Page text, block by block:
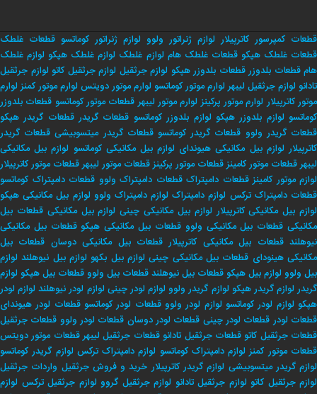
قطعات کمپرسور کاترپیلار لوازم ژنراتور ولوو لوازم ژنراتور کوماتسو قطعات غلطک
قطعات غلطک هپکو قطعات غلطک هام لوازم غلطک لوازم غلطک هپکو لوازم غلطک
هام قطعات بلدوزر قطعات بلدوزر هپکو لوازم جرثقیل لوازم جرثقیل کاتو لوازم جرثقیل
تادانو لوازم جرثقیل لیبهر لوارم موتور کوماتسو لوارم موتور دویتس لوارم موتور کمنز لوارم
موتور کاترپیلار لوارم موتور پرکینز لوارم موتور لیبهر قطعات موتور کوماتسو قطعات بلدوزر
کوماتسو لوازم بلدوزر هپکو لوازم بلدوزر کوماتسو قطعات گریدر قطعات گریدر هپکو
قطعات گریدر ولوو قطعات گریدر کوماتسو قطعات گریدر میتسوبیشی قطعات گریدر
کاترپیلار لوازم بیل مکانیکی هیوندای لوازم بیل مکانیکی کوماتسو لوازم بیل مکانیکی
لیبهرقطعات موتور کامینزقطعات موتور پرکینزقطعات موتور لیبهرقطعات موتور کاترپیلار
لوازم موتور کامینز قطعات دامپتراک قطعات دامپتراک ولوو قطعات دامپتراک کوماتسو
قطعات دامپتراک ترکس لوازم دامپتراک لوازم دامپتراک ولوو لوازم بیل مکانیکی هپکو
لوازم بیل مکانیکی کاترپیلار لوازم بیل مکانیکی چینی لوازم بیل مکانیکی قطعات بیل
مکانیکی قطعات بیل مکانیکی ولوو قطعات بیل مکانیکی هپکو قطعات بیل مکانیکی
نیوهلند قطعات بیل مکانیکی کاترپیلار قطعات بیل مکانیکی دوسان قطعات بیل
مکانیکی هینودای قطعات بیل مکانیکی چینی لوازم بیل بکهو لوازم بیل نیوهلند لوازم
بیل ولوو لوازم بیل هپکوقطعات بیل نیوهلندقطعات بیل ولووقطعات بیل هپکو لوازم
گریدر لوازم گریدر هپکو لوازم گریدر ولوو لوازم لودر چینی لوازم لودر نیوهلند لوازم لودر
هپکو لوازم لودر کوماتسو لوازم لودر ولوو قطعات لودر کوماتسو قطعات لودر هیوندای
قطعات لودر قطعات لودر چینی قطعات لودر دوسان قطعات لودر ولوو قطعات جرثقیل
قطعات جرثقیل کاتوقطعات جرثقیل تادانوقطعات جرثقیل لیبهرقطعات موتور دویتس
قطعات موتور کمنز لوازم دامپتراک کوماتسو لوازم دامپتراک ترکس لوازم گریدر کوماتسو
لوازم گریدر میتسوبیشی لوازم گریدر کاترپیلار خريد و فروش جرثقيل واردات جرثقيل
لوازم جرثقيل كاتو لوازم جرثقيل تادانو لوازم جرثقيل گروو لوازم جرثقيل تركس لوازم